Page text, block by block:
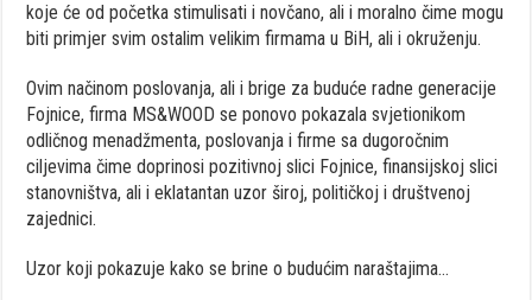
koje će od početka stimulisati i novčano, ali i moralno čime mogu
biti primjer svim ostalim velikim firmama u BiH, ali i okruženju.
Ovim načinom poslovanja, ali i brige za buduće radne generacije
Fojnice, firma MS&WOOD se ponovo pokazala svjetionikom
odličnog menadžmenta, poslovanja i firme sa dugoročnim
ciljevima čime doprinosi pozitivnoj slici Fojnice, finansijskoj slici
stanovništva, ali i eklatantan uzor široj, političkoj i društvenoj
zajednici.
Uzor koji pokazuje kako se brine o budućim naraštajima…